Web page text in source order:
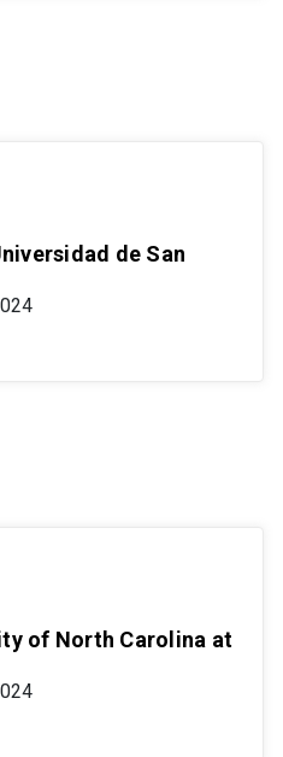
de San
of North Carolina at